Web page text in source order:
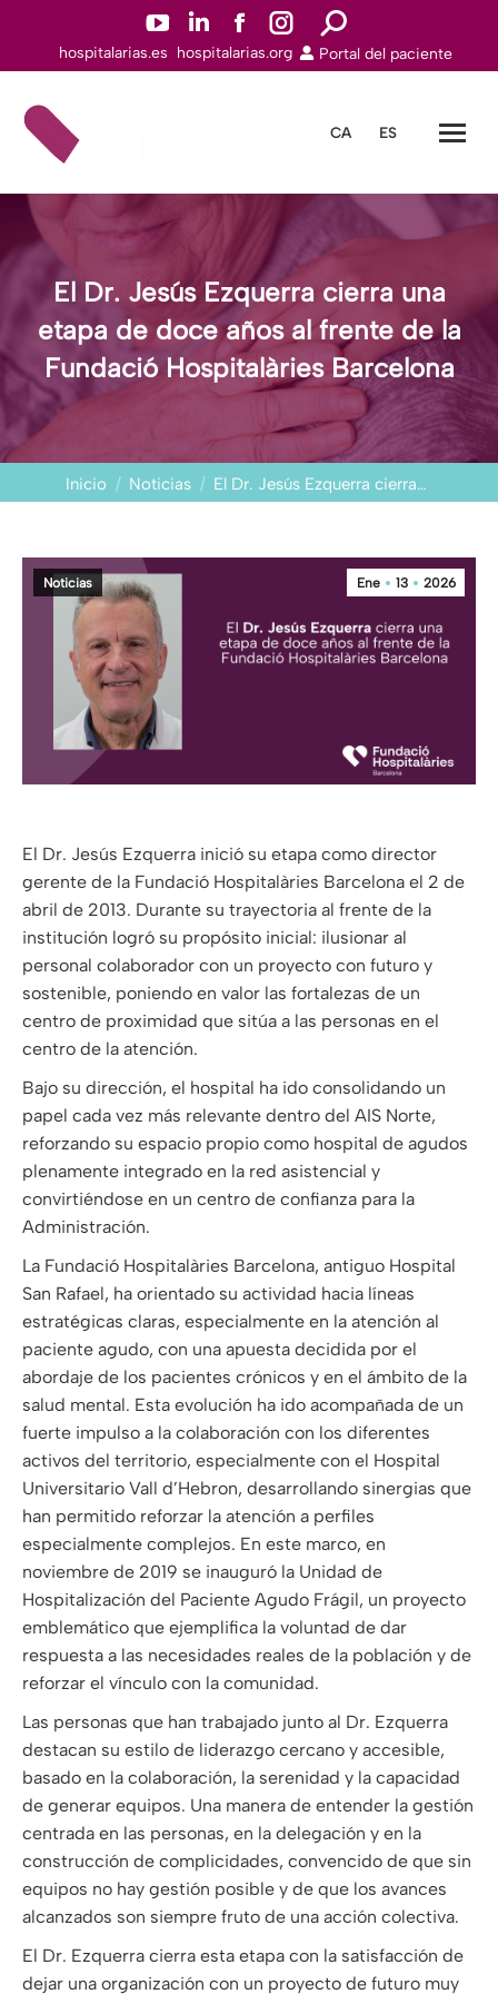
YouTuben
abre
ventana
Linkedinn
abre
ventana
Facebookn
abre
ventana
Instagramn
abre
ventana
Buscar:
hospitalarias.es hospitalarias.org Portal del paciente
CA ES
El Dr. Jesús Ezquerra cierra una
etapa de doce años al frente de la
Fundació Hospitalàries Barcelona
Estás aquí:
Inicio Noticias El Dr. Jesús Ezquerra cierra…
Ene 13 2026
Noticias
El Dr. Jesús Ezquerra inició su etapa como director
gerente de la Fundació Hospitalàries Barcelona el 2 de
abril de 2013. Durante su trayectoria al frente de la
institución logró su propósito inicial: ilusionar al
personal colaborador con un proyecto con futuro y
sostenible, poniendo en valor las fortalezas de un
centro de proximidad que sitúa a las personas en el
centro de la atención.
Bajo su dirección, el hospital ha ido consolidando un
papel cada vez más relevante dentro del AIS Norte,
reforzando su espacio propio como hospital de agudos
plenamente integrado en la red asistencial y
convirtiéndose en un centro de confianza para la
Administración.
La Fundació Hospitalàries Barcelona, antiguo Hospital
San Rafael, ha orientado su actividad hacia líneas
estratégicas claras, especialmente en la atención al
paciente agudo, con una apuesta decidida por el
abordaje de los pacientes crónicos y en el ámbito de la
salud mental. Esta evolución ha ido acompañada de un
fuerte impulso a la colaboración con los diferentes
activos del territorio, especialmente con el Hospital
Universitario Vall d’Hebron, desarrollando sinergias que
han permitido reforzar la atención a perfiles
especialmente complejos. En este marco, en
noviembre de 2019 se inauguró la Unidad de
Hospitalización del Paciente Agudo Frágil, un proyecto
emblemático que ejemplifica la voluntad de dar
respuesta a las necesidades reales de la población y de
reforzar el vínculo con la comunidad.
Las personas que han trabajado junto al Dr. Ezquerra
destacan su estilo de liderazgo cercano y accesible,
basado en la colaboración, la serenidad y la capacidad
de generar equipos. Una manera de entender la gestión
centrada en las personas, en la delegación y en la
construcción de complicidades, convencido de que sin
equipos no hay gestión posible y de que los avances
alcanzados son siempre fruto de una acción colectiva.
El Dr. Ezquerra cierra esta etapa con la satisfacción de
dejar una organización con un proyecto de futuro muy